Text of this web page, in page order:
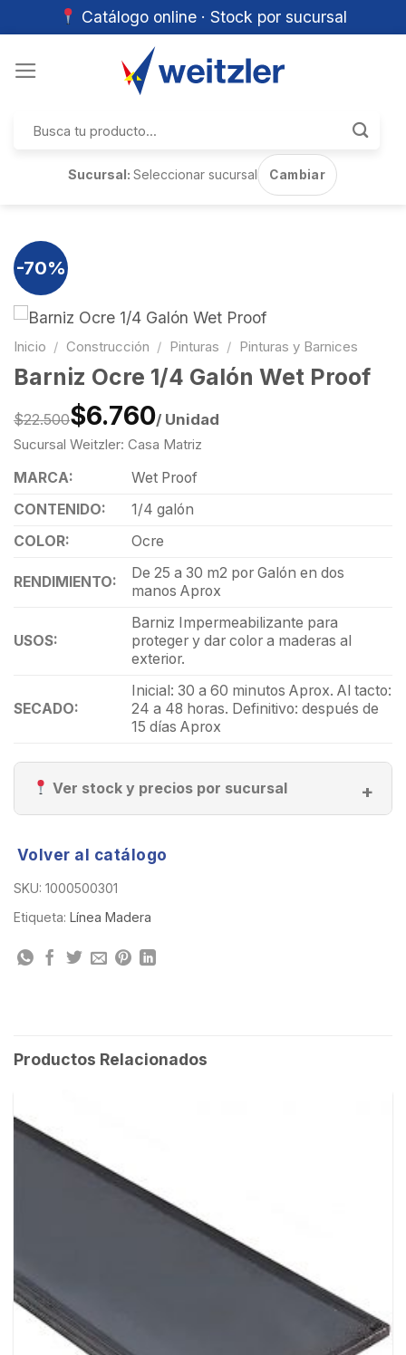
Catálogo online · Stock por sucursal
por:
Sucursal:Seleccionar sucursal Cambiar
-70%
Inicio / Construcción / Pinturas / Pinturas y Barnices
Barniz Ocre 1/4 Galón Wet Proof
$22.500$6.760/ Unidad
Sucursal Weitzler: Casa Matriz
MARCA:
Wet Proof
CONTENIDO:
1/4 galón
COLOR:
Ocre
RENDIMIENTO:
De 25 a 30 m2 por Galón en dos
manos Aprox
USOS:
Barniz Impermeabilizante para
proteger y dar color a maderas al
exterior.
SECADO:
Inicial: 30 a 60 minutos Aprox. Al tacto:
24 a 48 horas. Definitivo: después de
15 días Aprox
Ver stock y precios por sucursal
Volver al catálogo
SKU: 1000500301
Etiqueta: Línea Madera
Productos Relacionados